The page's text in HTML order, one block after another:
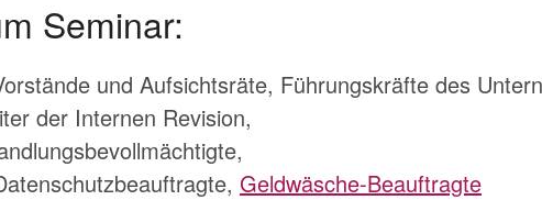
Seminar:
und Aufsichtsräte, Führungskräfte des
der Internen Revision,
Geldwäsche-Beauftragte